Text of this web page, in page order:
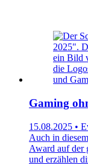
Gaming
15.08.2025 •
Auch in
Award auf der
und erzählen